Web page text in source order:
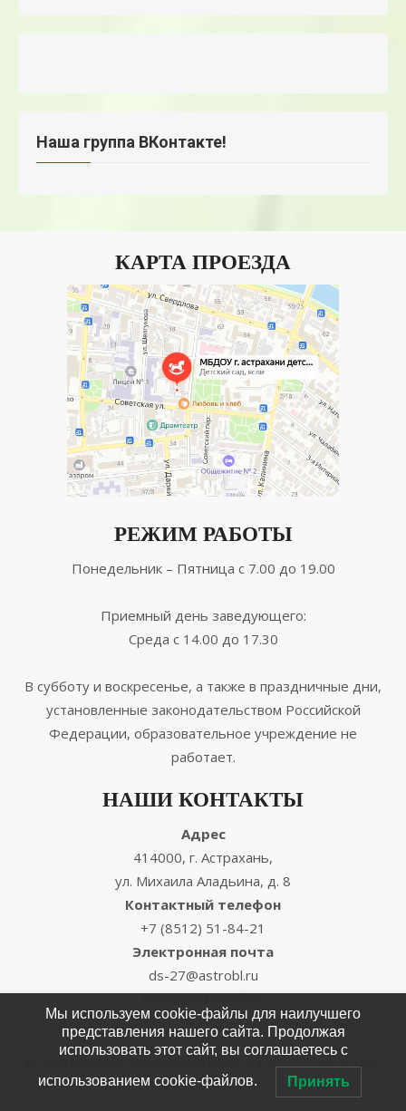
Наша группа ВКонтакте!
КАРТА ПРОЕЗДА
РЕЖИМ РАБОТЫ
Понедельник – Пятница с 7.00 до 19.00
Приемный день заведующего:
Среда с 14.00 до 17.30
В субботу и воскресенье, а также в праздничные дни,
установленные законодательством Российской
Федерации, образовательное учреждение не
работает.
НАШИ КОНТАКТЫ
Адрес
414000, г. Астрахань,
ул. Михаила Аладьина, д. 8
Контактный телефон
+7 (8512) 51-84-21
Электронная почта
ds-27@astrobl.ru
mozaica27@mail.ru
© 2026 МБДОУ г. Астрахани Детский сад № 27
EnterWEB /
Мы используем cookie-файлы для наилучшего
представления нашего сайта. Продолжая
использовать этот сайт, вы соглашаетесь с
использованием cookie-файлов. Принять